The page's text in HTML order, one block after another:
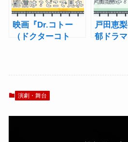
映画『Dr.コトー
（ドクターコト
戸田恵
郁ドラ
演劇・舞台